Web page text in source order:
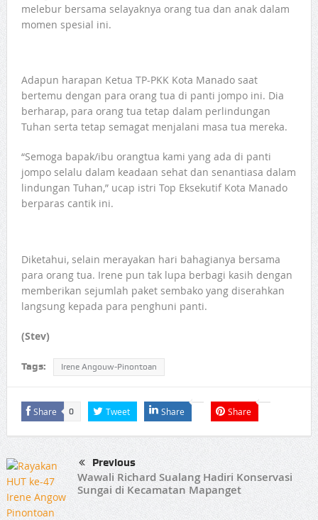
melebur bersama selayaknya orang tua dan anak dalam
momen spesial ini.
Adapun harapan Ketua TP-PKK Kota Manado saat
bertemu dengan para orang tua di panti jompo ini. Dia
berharap, para orang tua tetap dalam perlindungan
Tuhan serta tetap semagat menjalani masa tua mereka.
“Semoga bapak/ibu orangtua kami yang ada di panti
jompo selalu dalam keadaan sehat dan senantiasa dalam
lindungan Tuhan,” ucap istri Top Eksekutif Kota Manado
berparas cantik ini.
Diketahui, selain merayakan hari bahagianya bersama
para orang tua. Irene pun tak lupa berbagi kasih dengan
memberikan sejumlah paket sembako yang diserahkan
langsung kepada para penghuni panti.
(Stev)
Tags: Irene Angouw-Pinontoan
Share 0 Tweet Share Share
Previous
Wawali Richard Sualang Hadiri Konservasi
Sungai di Kecamatan Mapanget